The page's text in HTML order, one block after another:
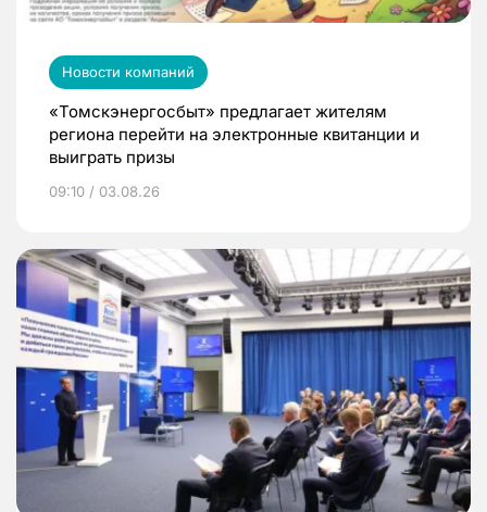
Новости компаний
«Томскэнергосбыт» предлагает жителям
региона перейти на электронные квитанции и
выиграть призы
09:10 / 03.08.26